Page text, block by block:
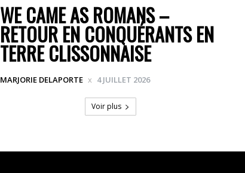
WE CAME AS ROMANS –
RETOUR EN CONQUÉRANTS EN
TERRE CLISSONNAISE
MARJORIE DELAPORTE 4 JUILLET 2026
Voir plus